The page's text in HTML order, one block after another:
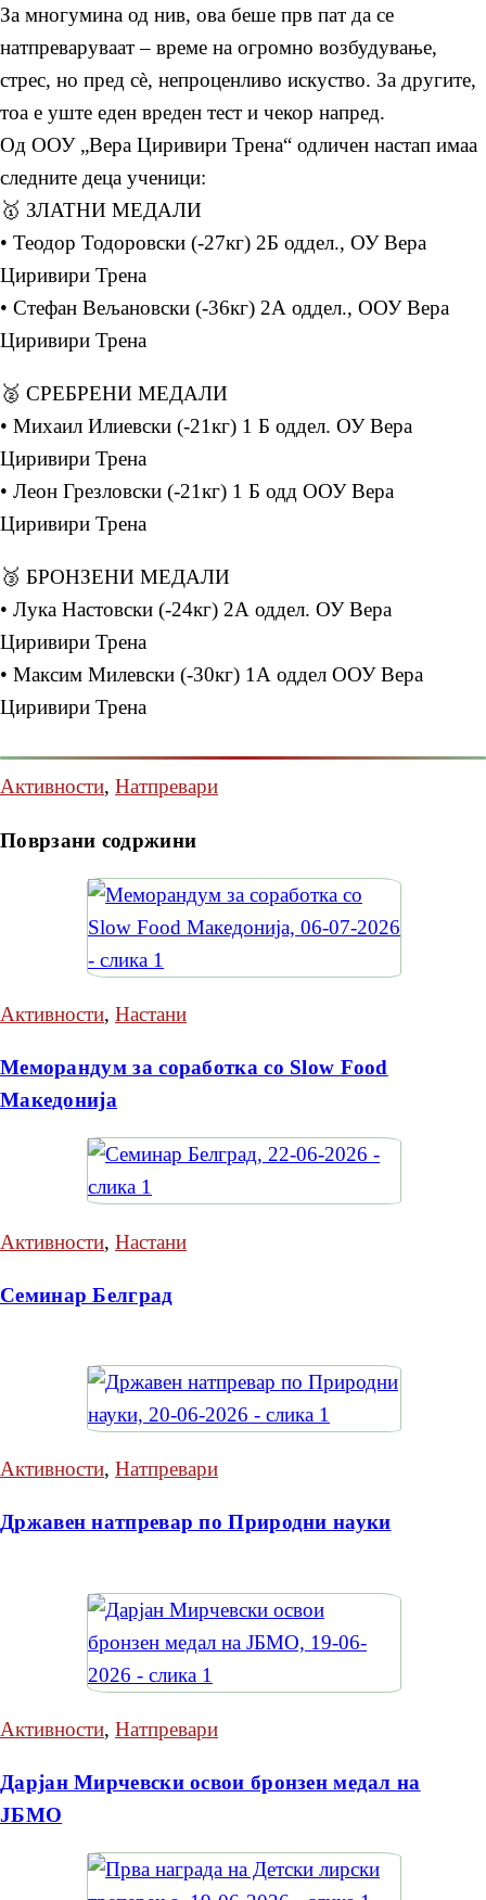
За многумина од нив, ова беше прв пат да се
натпреваруваат – време на огромно возбудување,
стрес, но пред сè, непроценливо искуство. За другите,
тоа е уште еден вреден тест и чекор напред.
Од ООУ „Вера Циривири Трена“ одличен настап имаа
следните деца ученици:
🥇 ЗЛАТНИ МЕДАЛИ
• Теодор Тодоровски (-27кг) 2Б оддел., ОУ Вера
Циривири Трена
• Стефан Вељановски (-36кг) 2А оддел., ООУ Вера
Циривири Трена
🥈 СРЕБРЕНИ МЕДАЛИ
• Михаил Илиевски (-21кг) 1 Б оддел. ОУ Вера
Циривири Трена
• Леон Грезловски (-21кг) 1 Б одд ООУ Вера
Циривири Трена
🥉 БРОНЗЕНИ МЕДАЛИ
• Лука Настовски (-24кг) 2А оддел. ОУ Вера
Циривири Трена
• Максим Милевски (-30кг) 1А оддел ООУ Вера
Циривири Трена
Активности, Натпревари
Поврзани содржини
Активности, Настани
Меморандум за соработка со Slow Food
Македонија
Активности, Настани
Семинар Белград
Активности, Натпревари
Државен натпревар по Природни науки
Активности, Натпревари
Дарјан Мирчевски освои бронзен медал на
ЈБМО